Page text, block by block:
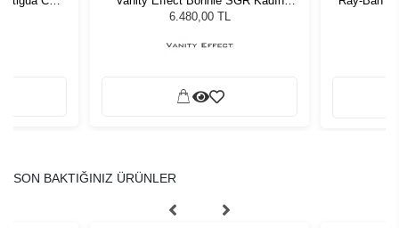
Güneş Gözlüğü
6.480,00 TL
SON BAKTIĞINIZ ÜRÜNLER